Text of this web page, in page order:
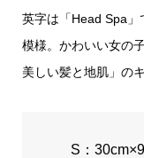
英字は「Head Spa」
模様。かわいい女の
美しい髪と地肌」の
S：